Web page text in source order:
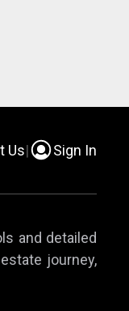
Us| Sign In
and detailed
journey,